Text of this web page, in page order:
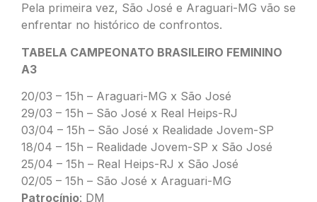
Pela primeira vez, São José e Araguari-MG vão se
enfrentar no histórico de confrontos.
TABELA CAMPEONATO BRASILEIRO FEMININO
A3
20/03 – 15h – Araguari-MG x São José
29/03 – 15h – São José x Real Heips-RJ
03/04 – 15h – São José x Realidade Jovem-SP
18/04 – 15h – Realidade Jovem-SP x São José
25/04 – 15h – Real Heips-RJ x São José
02/05 – 15h – São José x Araguari-MG
Patrocínio: DM